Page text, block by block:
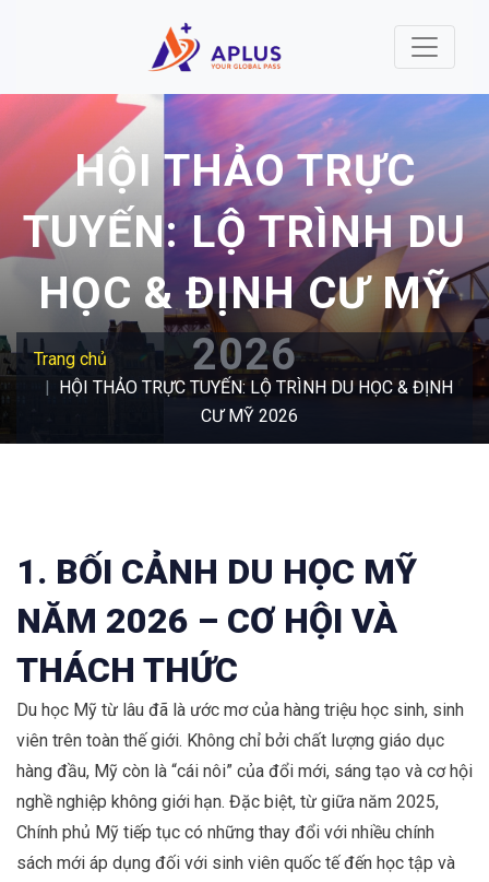
HỘI THẢO TRỰC
TUYẾN: LỘ TRÌNH DU
HỌC & ĐỊNH CƯ MỸ
2026
Trang chủ
HỘI THẢO TRỰC TUYẾN: LỘ TRÌNH DU HỌC & ĐỊNH
CƯ MỸ 2026
1. BỐI CẢNH DU HỌC MỸ
NĂM 2026 – CƠ HỘI VÀ
THÁCH THỨC
Du học Mỹ từ lâu đã là ước mơ của hàng triệu học sinh, sinh
viên trên toàn thế giới. Không chỉ bởi chất lượng giáo dục
hàng đầu, Mỹ còn là “cái nôi” của đổi mới, sáng tạo và cơ hội
nghề nghiệp không giới hạn. Đặc biệt, từ giữa năm 2025,
Chính phủ Mỹ tiếp tục có những thay đổi với nhiều chính
sách mới áp dụng đối với sinh viên quốc tế đến học tập và